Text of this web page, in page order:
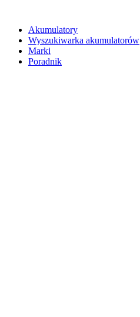
Akumulatory
Wyszukiwarka akumulatorów
Marki
Poradnik